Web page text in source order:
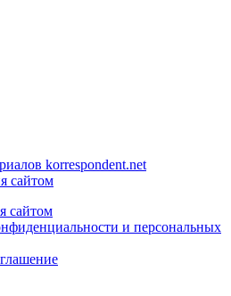
korrespondent.net
сайтом
сайтом
и персональных